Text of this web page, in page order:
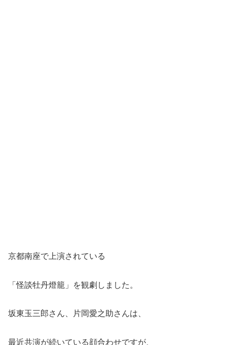
京都南座で上演されている
「怪談牡丹燈籠」を観劇しました。
坂東玉三郎さん、片岡愛之助さんは、
最近共演が続いている顔合わせですが、